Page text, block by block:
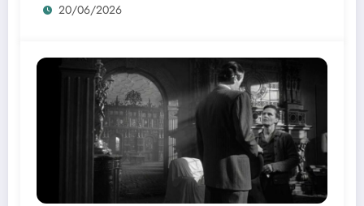
20/06/2026